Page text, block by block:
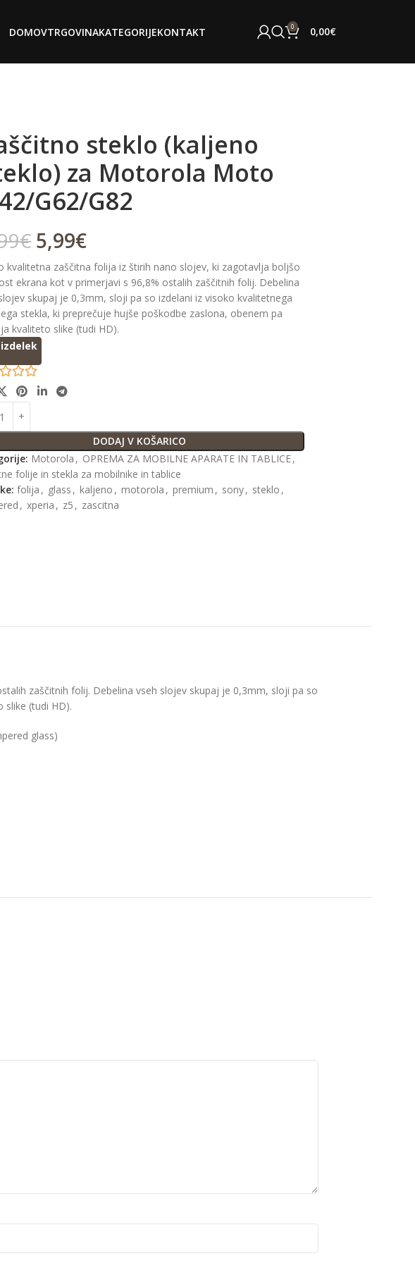
DOMOVTRGOVINAKATEGORIJEKONTAKT 0 0,00€
steklo (kaljeno
za Motorola Moto
G62/G82
€ 5,99€
kvalitetna zaščitna folija iz štirih nano slojev, ki zagotavlja boljšo
ekrana kot v primerjavi s 96,8% ostalih zaščitnih folij. Debelina
skupaj je 0,3mm, sloji pa so izdelani iz visoko kvalitetnega
stekla, ki preprečuje hujše poškodbe zaslona, obenem pa
kvaliteto slike (tudi HD).
DODAJ V KOŠARICO
Motorola , OPREMA ZA MOBILNE APARATE IN TABLICE,
folije in stekla za mobilnike in tablice
folija , glass , kaljeno , motorola , premium , sony, steklo ,
, xperia , z5 , zascitna
zaščitnih folij. Debelina vseh slojev skupaj je 0,3mm, sloji pa so
slike (tudi HD).
glass)